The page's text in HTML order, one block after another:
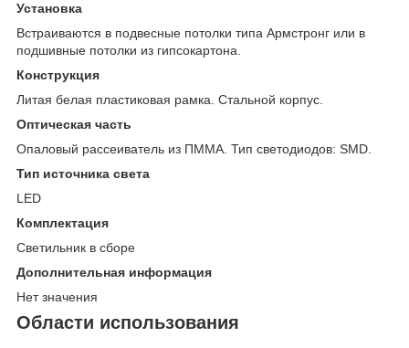
Установка
Встраиваются в подвесные потолки типа Армстронг или в
подшивные потолки из гипсокартона.
Конструкция
Литая белая пластиковая рамка. Стальной корпус.
Оптическая часть
Опаловый рассеиватель из ПММА. Тип светодиодов: SMD.
Тип источника света
LED
Комплектация
Светильник в сборе
Дополнительная информация
Нет значения
Области использования